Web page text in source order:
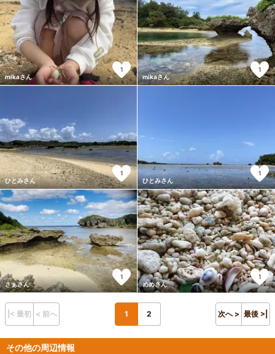
mikaさん
1
mikaさん
1
ひとみさん
1
ひとみさん
1
さぁさん
1
めめさん
1
|< 最初 < 前へ 1 2 次へ > 最後 >|
その他の周辺情報